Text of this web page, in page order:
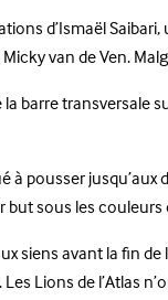
d’Ismaël
van de Ven.
barre
pousser
sous les
siens avant la fin
Lions de